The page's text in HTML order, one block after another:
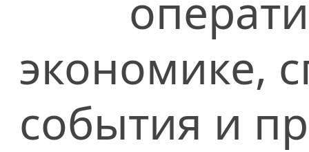
экономике,
события и